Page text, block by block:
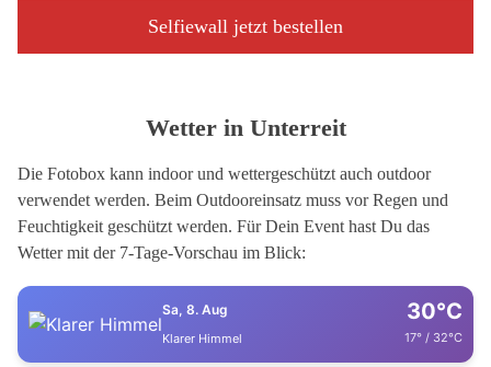
Selfiewall jetzt bestellen
Wetter in Unterreit
Die Fotobox kann indoor und wettergeschützt auch outdoor
verwendet werden. Beim Outdooreinsatz muss vor Regen und
Feuchtigkeit geschützt werden. Für Dein Event hast Du das
Wetter mit der 7-Tage-Vorschau im Blick:
Sa, 8. Aug
Klarer Himmel
30°C
17° / 32°C